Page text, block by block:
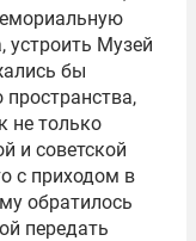
устроить Музей
бы
пространства,
не только
и советской
с приходом в
обратилось
передать